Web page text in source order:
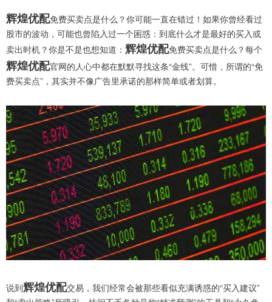
辉煌优配免费买卖点是什么？你可能一直在错过！如果你曾经看过
股市的波动，可能也曾陷入过一个困惑：到底什么才是最好的买入或
卖出时机？你是不是也想知道： 辉煌优配免费买卖点是什么？每个
辉煌优配官网的人心中都在默默寻找这条“金线”。可惜，所谓的“免
费买卖点”，其实并不像广告里承诺的那样简单或者划算。
说到辉煌优配交易，我们经常会被那些看似充满诱惑的“买入建议”